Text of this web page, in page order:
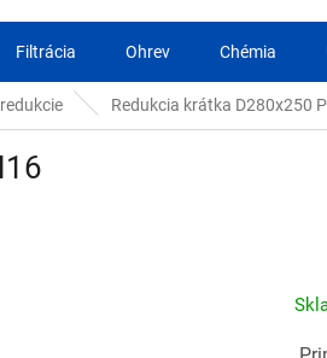
Filtrácia Ohrev Chémia
Redukcia krátka D280x250